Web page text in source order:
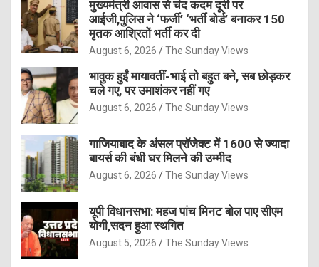
मुख्यमंत्री आवास से चंद कदम दूरी पर
आईजी,पुलिस ने ‘फर्जी’ ‘भर्ती बोर्ड’ बनाकर 150
मृतक आश्रितों भर्ती कर दी
August 6, 2026 The Sunday Views
भावुक हुईं मायावतीं-भाई तो बहुत बने, सब छोड़कर
चले गए, पर उमाशंकर नहीं गए
August 6, 2026 The Sunday Views
गाजियाबाद के अंसल प्रॉजेक्ट में 1600 से ज्यादा
बायर्स की बंधी घर मिलने की उम्मीद
August 6, 2026 The Sunday Views
यूपी विधानसभा: महज पांच मिनट बोल पाए सीएम
योगी,सदन हुआ स्थगित
August 5, 2026 The Sunday Views